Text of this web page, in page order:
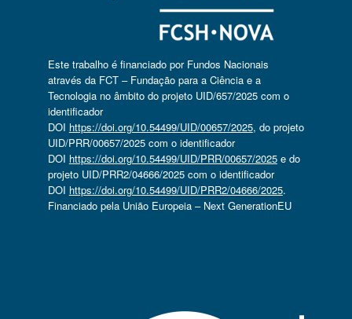
Este trabalho é financiado por Fundos Nacionais
através da FCT – Fundação para a Ciência e a
Tecnologia no âmbito do projeto UID/657/2025 com o
identificador
DOI https://doi.org/10.54499/UID/00657/2025, do projeto
UID/PRR/00657/2025 com o identificador
DOI https://doi.org/10.54499/UID/PRR/00657/2025e do
projeto UID/PRR2/04666/2025 com o identificador
DOI https://doi.org/10.54499/UID/PRR2/04666/2025.
Financiado pela União Europeia – Next GenerationEU